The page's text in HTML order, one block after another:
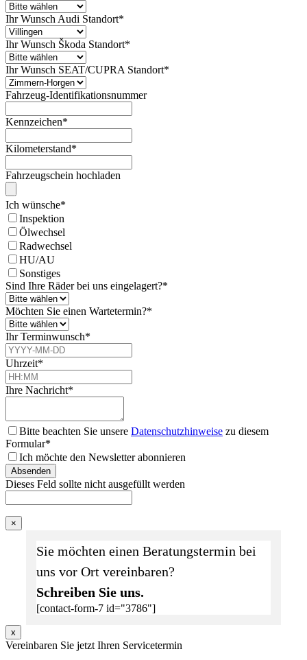
Ihr Wunsch Audi Standort*
Ihr Wunsch Škoda Standort*
Ihr Wunsch SEAT/CUPRA Standort*
Fahrzeug-Identifikationsnummer
Kennzeichen*
Kilometerstand*
Fahrzeugschein hochladen
Ich wünsche*
Inspektion
Ölwechsel
Radwechsel
HU/AU
Sonstiges
Sind Ihre Räder bei uns eingelagert?*
Möchten Sie einen Wartetermin?*
Ihr Terminwunsch*
Uhrzeit*
Ihre Nachricht*
Bitte beachten Sie unsere Datenschutzhinweise zu diesem
Formular*
Ich möchte den Newsletter abonnieren
Absenden
Dieses Feld sollte nicht ausgefüllt werden
×
Sie möchten einen Beratungstermin bei
uns vor Ort vereinbaren?
Schreiben Sie uns.
[contact-form-7 id="3786"]
x
Vereinbaren Sie jetzt Ihren Servicetermin